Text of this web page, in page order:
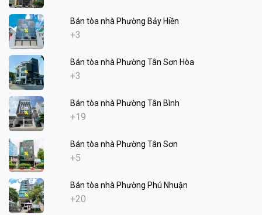
Bán tòa nhà Phường Bảy Hiền
+3
Bán tòa nhà Phường Tân Sơn Hòa
+3
Bán tòa nhà Phường Tân Bình
+19
Bán tòa nhà Phường Tân Sơn
+5
Bán tòa nhà Phường Phú Nhuận
+20